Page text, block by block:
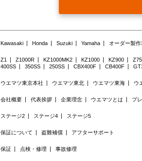
国の機関もしくは地
利用目的に第三者への
第三者への提供の手段
本人の求めを受け付け
前項の定めにかかわら
当社が利用目的の達成
個人情報を特定の者
上記に加え、当社は、
す。これらの第三者は
のためにアクセスログ
Kawasaki Honda Suzuki Yamaha オーダー製作
Z1 Z1000R KZ1000MK2 KZ1000 KZ900
400SS
350SS 250SS CBX400F CB400F
ウエマツ東京本社 ウエマツ東北 ウエマツ東海 ウ
会社概要 代表挨拶 企業理念 ウエマツとは プ
ステージ2 ステージ4 ステージ5
保証について 盗難補償 アフターサポート
保証 点検・修理 事故修理